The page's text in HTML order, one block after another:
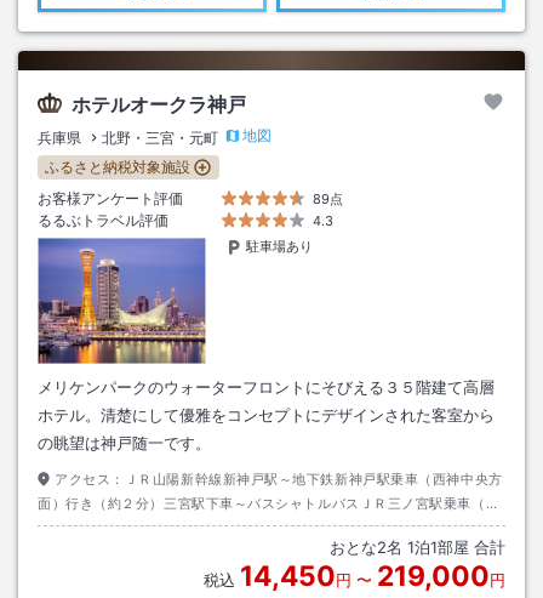
ホテルオークラ神戸
兵庫県 北野・三宮・元町
地図
ふるさと納税対象施設
お客様アンケート評価
89点
るるぶトラベル評価
4.3
駐車場あり
メリケンパークのウォーターフロントにそびえる３５階建て高層
ホテル。清楚にして優雅をコンセプトにデザインされた客室から
の眺望は神戸随一です。
アクセス：
ＪＲ山陽新幹線新神戸駅～地下鉄新神戸駅乗車（西神中央方
面）行き（約２分）三宮駅下車～バスシャトルバスＪＲ三ノ宮駅乗車（ホ
テル）行き～徒歩（約０分）
おとな2名 1泊1部屋 合計
税込 14,450円 〜 219,000円